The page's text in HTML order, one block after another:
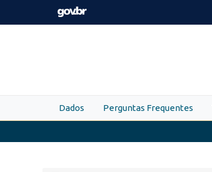
Skip to main content
Dados Perguntas Frequentes